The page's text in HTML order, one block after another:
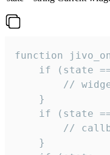
function
if (state
//
    }
if (state
//
    }